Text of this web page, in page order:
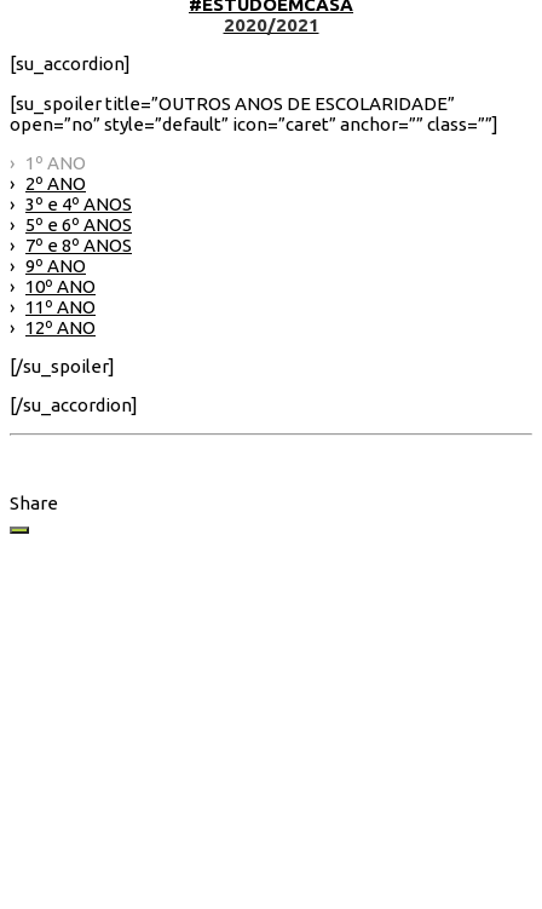
#ESTUDOEMCASA
2020/2021
[su_accordion]
[su_spoiler title=”OUTROS ANOS DE ESCOLARIDADE”
open=”no” style=”default” icon=”caret” anchor=”” class=””]
› 1º ANO
› 2º ANO
› 3º e 4º ANOS
› 5º e 6º ANOS
› 7º e 8º ANOS
› 9º ANO
› 10º ANO
› 11º ANO
› 12º ANO
[/su_spoiler]
[/su_accordion]
Share